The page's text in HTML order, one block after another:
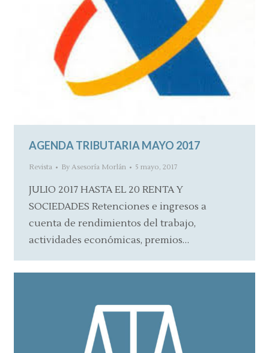
AGENDA TRIBUTARIA MAYO 2017
Revista By Asesoría Morlán 5 mayo, 2017
JULIO 2017 HASTA EL 20 RENTA Y
SOCIEDADES Retenciones e ingresos a
cuenta de rendimientos del trabajo,
actividades económicas, premios…